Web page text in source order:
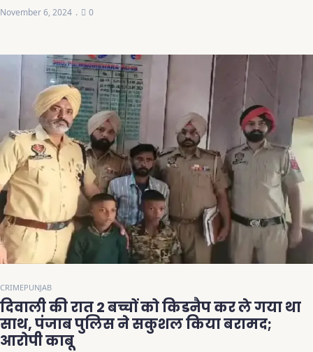
November 6, 2024 0
CRIMEPUNJAB
दिवाली की रात 2 बच्चों को किडनैप कर ले गया था
साथ, पंजाब पुलिस ने सकुशल किया बरामद;
आरोपी काबू